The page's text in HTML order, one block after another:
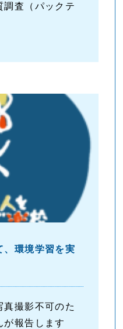
調査（パックテ
、環境学習を実
撮影不可のた
が報告します